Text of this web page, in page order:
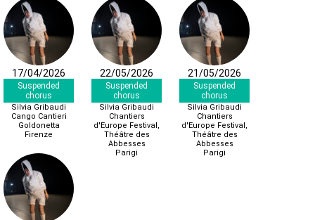
17/04/2026
Suspended
chorus
Silvia Gribaudi
Cango Cantieri
Goldonetta
Firenze
22/05/2026
Suspended
chorus
Silvia Gribaudi
Chantiers
d'Europe Festival,
Théâtre des
Abbesses
Parigi
21/05/2026
Suspended
chorus
Silvia Gribaudi
Chantiers
d'Europe Festival,
Théâtre des
Abbesses
Parigi